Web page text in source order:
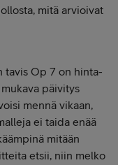
mitä arvioivat
tavis Op 7 on hinta-
päivitys
mennä vikaan,
ei taida enää
mitään
etsii, niin melko